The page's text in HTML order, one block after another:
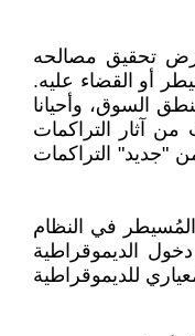
تحقيق مصالحه
أو القضاء عليه.
السوق، وأحيانا
آثار التراكمات
"جديد" التراكمات
في النظام
الديموقراطية
للديموقراطية